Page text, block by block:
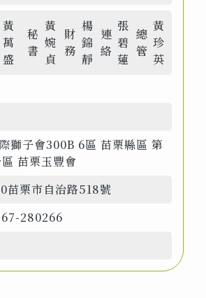
黃
萬
盛
秘
書
黃
婉
貞
財
務
楊
錦
靜
連
絡
張
碧
蓮
總
管
黃
珍
英
獅子會300B 6區 苗栗縣區 第
苗栗玉豐會
苗栗市自治路518號
280266